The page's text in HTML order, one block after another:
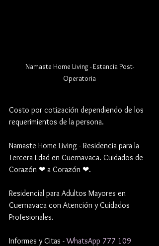
Namaste Home Living - Estancia Post-
Operatoria
Costo por cotización dependiendo de los
requerimientos de la persona.
Namaste Home Living - Residencia para la
Tercera Edad en Cuernavaca. Cuidados de
Corazón ❤ a Corazón ❤.
Residencial para Adultos Mayores en
Cuernavaca con Atención y Cuidados
Profesionales.
Informes y Citas - WhatsApp 777 109